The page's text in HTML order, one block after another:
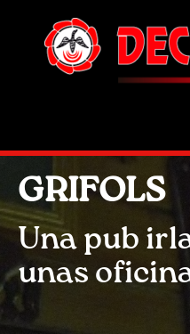
GRIFOLS
Una pub
unas